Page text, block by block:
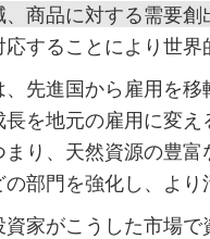
商品に対する需要創
することにより世界
先進国から雇用を
を地元の雇用に変
り、天然資源の豊
部門を強化し、よ
家がこうした市場